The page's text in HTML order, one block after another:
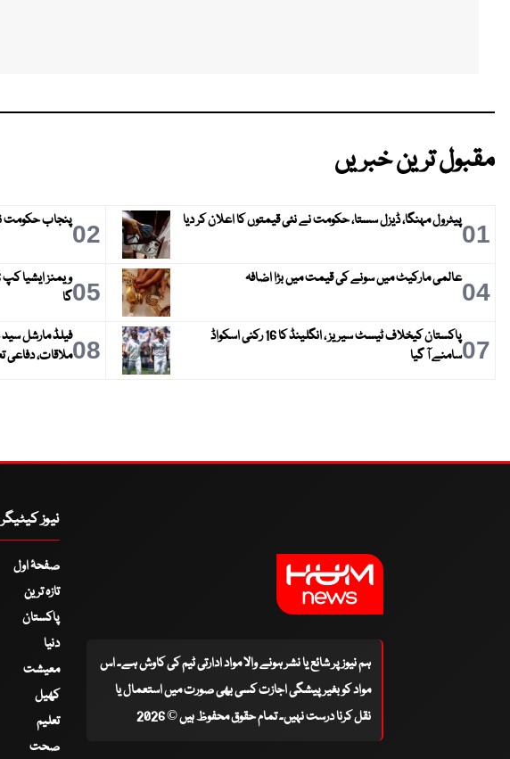
مقبول ترین خبریں
01پیٹرول مہنگا، ڈیزل سستا، حکومت نے نئی قیمتوں کا اعلان کر دیا 02پنجاب حکومت
04عالمی مارکیٹ میں سونے کی قیمت میں بڑا اضافہ 05گا
07
پاکستان کیخلاف ٹیسٹ سیریز ، انگلینڈ کا 16 رکنی اسکواڈ
سامنے آ گیا
08فیلڈ مارشل سید
ملاقات، دفاعی
ہم نیوز پر شائع یا نشر ہونے والا مواد ادارتی ٹیم کی کاوش ہے۔ اس
مواد کو بغیر پیشگی اجازت کسی بھی صورت میں استعمال یا
نقل کرنا درست نہیں۔ تمام حقوق محفوظ ہیں © 2026
نیوز
صفحۂ اول
تازہ ترین
پاکستان
دنیا
معیشت
کھیل
تعلیم
صحت